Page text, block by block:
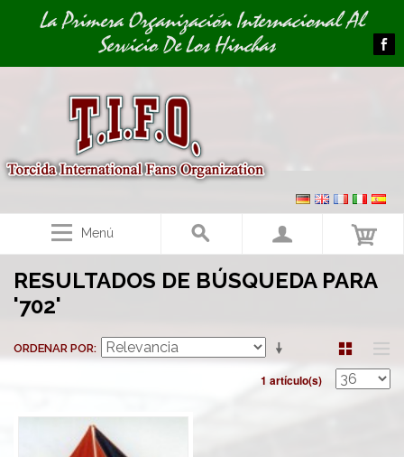
Image 01La Primera Organización Internacional Al
Servicio De Los Hinchas
Menú
RESULTADOS DE BÚSQUEDA PARA
'702'
ORDENAR POR
1 artículo(s)